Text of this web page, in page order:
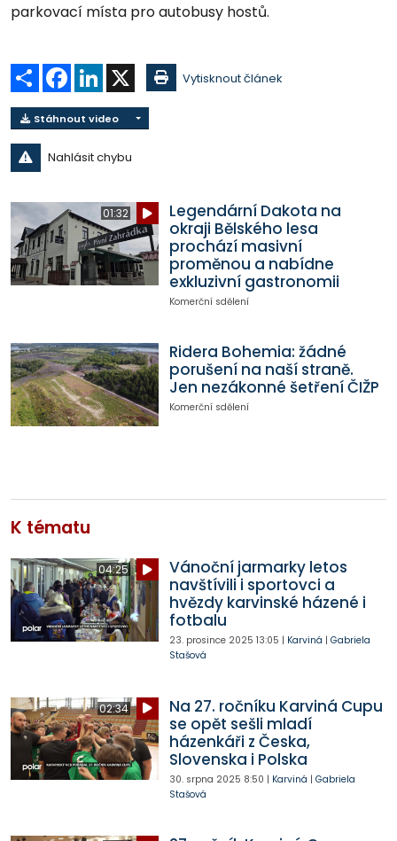
parkovací místa pro autobusy hostů.
Sdílet Facebook
LinkedIn Vytisknout článek
Stáhnout video
Nahlásit chybu
01:32
Legendární Dakota na
okraji Bělského lesa
prochází masivní
proměnou a nabídne
exkluzivní gastronomii
Komerční sdělení
Ridera Bohemia: žádné
porušení na naší straně.
Jen nezákonné šetření ČIŽP
Komerční sdělení
K tématu
04:25
Vánoční jarmarky letos
navštívili i sportovci a
hvězdy karvinské házené i
fotbalu
23. prosince 2025 13:05 | Karviná | Gabriela
Stašová
02:34
Na 27. ročníku Karviná Cupu
se opět sešli mladí
házenkáři z Česka,
Slovenska i Polska
30. srpna 2025 8:50 | Karviná | Gabriela
Stašová